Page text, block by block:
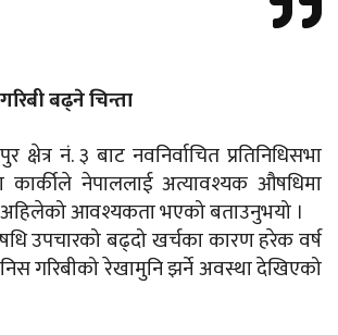
बढ्ने चिन्ता
क्षेत्र नं. ३ बाट नवनिर्वाचित प्रतिनिधिसभा
कार्कीले नेपाललाई अत्यावश्यक औषधिमा
अहिलेको आवश्यकता भएको बताउनुभयो ।
उपचारको बढ्दो खर्चका कारण हरेक वर्ष
गरिबीको रेखामुनि झर्ने अवस्था देखिएको